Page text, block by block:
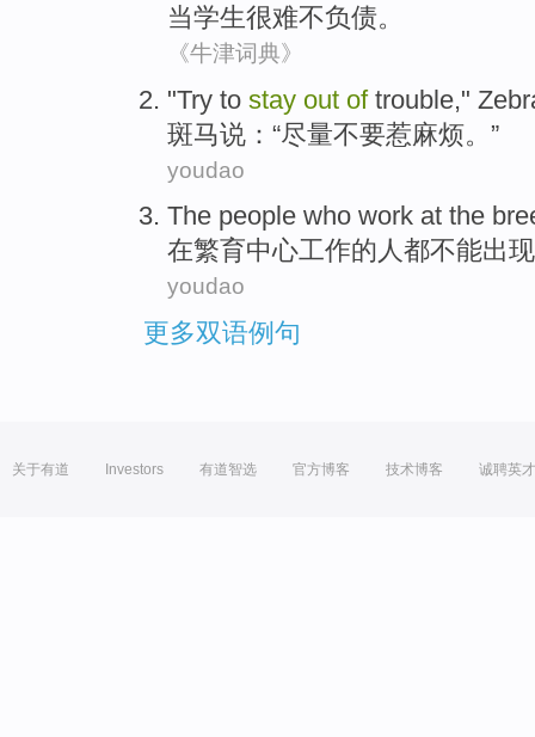
当学生很难不负债。
《牛津词典》
"Try to stay out oftrouble,"
斑马说：“尽量不要惹麻烦。”
youdao
The people who work at the
在繁育中心工作的人都不能出
youdao
更多双语例句
关于有道 Investors 有道智选 官方博客 技术博客 诚聘英才